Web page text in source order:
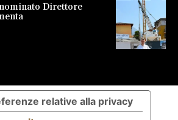
Direttore
relative alla privacy